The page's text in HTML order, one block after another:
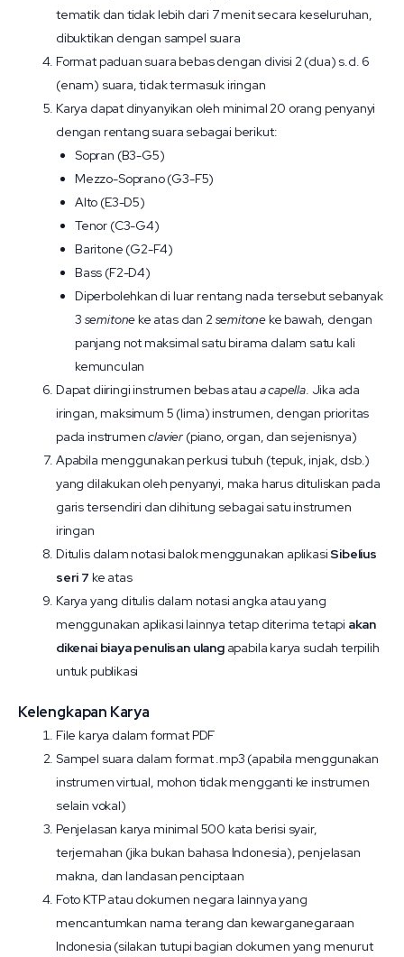
tematik dan tidak lebih dari 7 menit secara keseluruhan,
dibuktikan dengan sampel suara
Format paduan suara bebas dengan divisi 2 (dua) s.d. 6
(enam) suara, tidak termasuk iringan
Karya dapat dinyanyikan oleh minimal 20 orang penyanyi
dengan rentang suara sebagai berikut:
Sopran (B3-G5)
Mezzo-Soprano (G3-F5)
Alto (E3-D5)
Tenor (C3-G4)
Baritone (G2-F4)
Bass (F2-D4)
Diperbolehkan di luar rentang nada tersebut sebanyak
3 semitone ke atas dan 2semitone ke bawah, dengan
panjang not maksimal satu birama dalam satu kali
kemunculan
Dapat diiringi instrumen bebas atau a capella. Jika ada
iringan, maksimum 5 (lima) instrumen, dengan prioritas
pada instrumenclavier (piano, organ, dan sejenisnya)
Apabila menggunakan perkusi tubuh (tepuk, injak, dsb.)
yang dilakukan oleh penyanyi, maka harus dituliskan pada
garis tersendiri dan dihitung sebagai satu instrumen
iringan
Ditulis dalam notasi balok menggunakan aplikasiSibelius
seri 7 ke atas
Karya yang ditulis dalam notasi angka atau yang
menggunakan aplikasi lainnya tetap diterima tetapi akan
dikenai biaya penulisan ulangapabila karya sudah terpilih
untuk publikasi
Kelengkapan Karya
File karya dalam format PDF
Sampel suara dalam format .mp3 (apabila menggunakan
instrumen virtual, mohon tidak mengganti ke instrumen
selain vokal)
Penjelasan karya minimal 500 kata berisi syair,
terjemahan (jika bukan bahasa Indonesia), penjelasan
makna, dan landasan penciptaan
Foto KTP atau dokumen negara lainnya yang
mencantumkan nama terang dan kewarganegaraan
Indonesia (silakan tutupi bagian dokumen yang menurut